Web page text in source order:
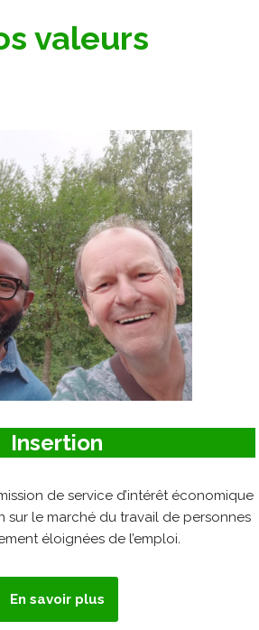
valeurs
Insertion
de service d’intérêt économique
sur le marché du travail de personnes
éloignées de l’emploi.
En savoir plus